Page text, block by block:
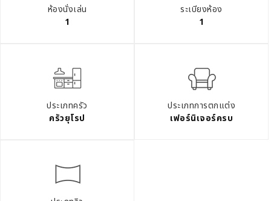
ห้องนั่งเล่น
1
ระเบียงห้อง
1
ประเภทครัว
ครัวยุโรป
ประเภทการตกแต่ง
เฟอร์นิเจอร์ครบ